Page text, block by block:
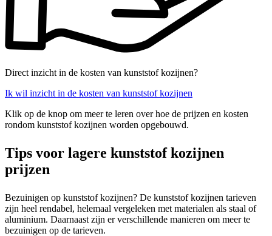
Direct inzicht in de kosten van kunststof kozijnen?
Ik wil inzicht in de kosten van kunststof kozijnen
Klik op de knop om meer te leren over hoe de prijzen en kosten
rondom kunststof kozijnen worden opgebouwd.
Tips voor lagere kunststof kozijnen
prijzen
Bezuinigen op kunststof kozijnen? De kunststof kozijnen tarieven
zijn heel rendabel, helemaal vergeleken met materialen als staal of
aluminium. Daarnaast zijn er verschillende manieren om meer te
bezuinigen op de tarieven.